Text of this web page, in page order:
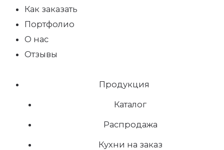
Как заказать
Портфолио
О нас
Отзывы
Продукция
Каталог
Распродажа
Кухни на заказ